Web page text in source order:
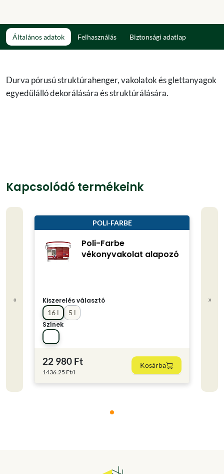
Általános adatok Felhasználás Biztonsági adatlap
Durva pórusú struktúrahenger, vakolatok és glettanyagok
egyedülálló dekorálására és struktúrálására.
Kapcsolódó termékeink
«
POLI-FARBE
Poli-Farbe
vékonyvakolat alapozó
Kiszerelés választó
5 l
16 l
Színek
22 980 Ft
1436.25 Ft/l
Kosárba
»